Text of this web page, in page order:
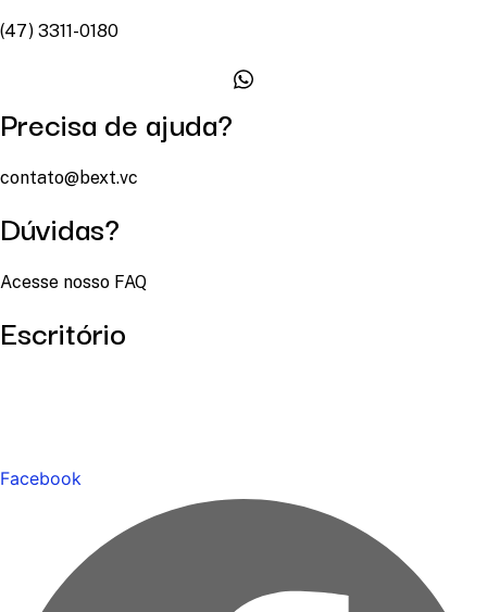
(47) 3311-0180
Precisa de ajuda?
contato@bext.vc
Dúvidas?
Acesse nosso FAQ
Escritório
Facebook